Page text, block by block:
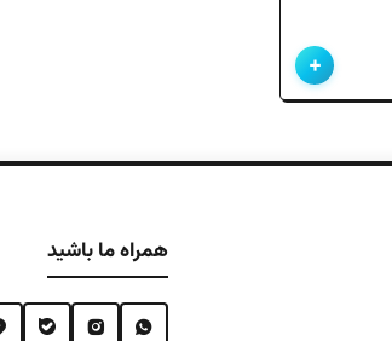
+
همراه ما باشید